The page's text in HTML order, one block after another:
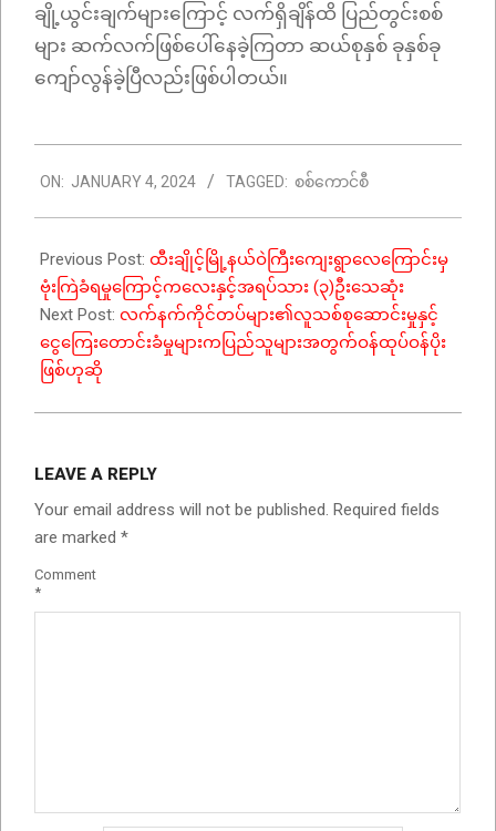
ချို့ယွင်းချက်များကြောင့် လက်ရှိချိန်ထိ ပြည်တွင်းစစ်
များ ဆက်လက်ဖြစ်ပေါ်နေခဲ့ကြတာ ဆယ်စုနှစ် ခုနှစ်ခု
ကျော်လွန်ခဲ့ပြီလည်းဖြစ်ပါတယ်။
01-
04
ON: JANUARY 4, 2024 TAGGED: စစ်ကောင်စီ
Previous Post: ထီးချိုင့်မြို့နယ်ဝဲကြီးကျေးရွာလေကြောင်းမှ
ဗုံးကြဲခံရမှုကြောင့်ကလေးနှင့်အရပ်သား (၃)ဦးသေဆုံး
Next Post: လက်နက်ကိုင်တပ်များ၏လူသစ်စုဆောင်းမှုနှင့်
ငွေကြေးတောင်းခံမှုများကပြည်သူများအတွက်ဝန်ထုပ်ဝန်ပိုး
ဖြစ်ဟုဆို
LEAVE A REPLY
Your email address will not be published. Required fields
are marked *
Comment
*